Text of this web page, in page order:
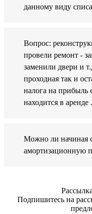
данному виду
Вопрос:
провели ремонт -
заменили двери и
проходная так и
налога на прибыль
находится в
Можно ли начиная
амортизационную
Подпишитесь на